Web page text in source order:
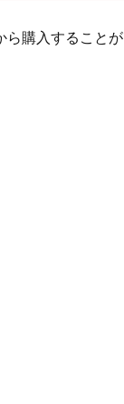
ら購入することが